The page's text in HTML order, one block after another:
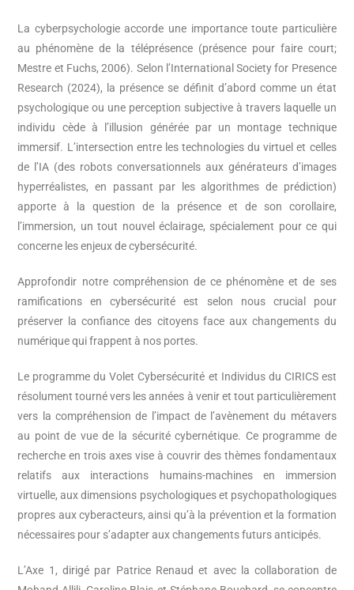
La cyberpsychologie accorde une importance toute particulière
au phénomène de la téléprésence (présence pour faire court;
Mestre et Fuchs, 2006). Selon l’International Society for Presence
Research (2024), la présence se définit d’abord comme un état
psychologique ou une perception subjective à travers laquelle un
individu cède à l’illusion générée par un montage technique
immersif. L’intersection entre les technologies du virtuel et celles
de l’IA (des robots conversationnels aux générateurs d’images
hyperréalistes, en passant par les algorithmes de prédiction)
apporte à la question de la présence et de son corollaire,
l’immersion, un tout nouvel éclairage, spécialement pour ce qui
concerne les enjeux de cybersécurité.
Approfondir notre compréhension de ce phénomène et de ses
ramifications en cybersécurité est selon nous crucial pour
préserver la confiance des citoyens face aux changements du
numérique qui frappent à nos portes.
Le programme du Volet Cybersécurité et Individus du CIRICS est
résolument tourné vers les années à venir et tout particulièrement
vers la compréhension de l’impact de l’avènement du métavers
au point de vue de la sécurité cybernétique. Ce programme de
recherche en trois axes vise à couvrir des thèmes fondamentaux
relatifs aux interactions humains-machines en immersion
virtuelle, aux dimensions psychologiques et psychopathologiques
propres aux cyberacteurs, ainsi qu’à la prévention et la formation
nécessaires pour s’adapter aux changements futurs anticipés.
L’Axe 1, dirigé par Patrice Renaud et avec la collaboration de